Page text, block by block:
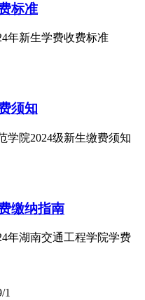
标准
年新生学费收费标准
须知
学院2024级新生缴费须知
缴纳指南
年湖南交通工程学院学费
1